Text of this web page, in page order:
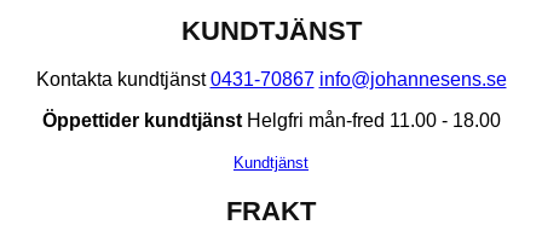
KUNDTJÄNST
Kontakta kundtjänst0431-70867 info@johannesens.se
Öppettider kundtjänstHelgfri mån-fred 11.00 - 18.00
Kundtjänst
FRAKT